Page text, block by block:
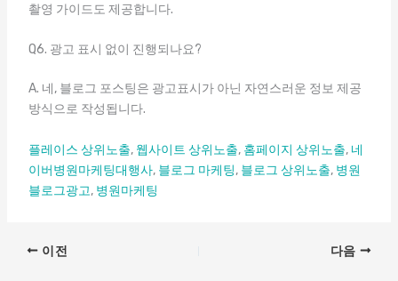
촬영 가이드도 제공합니다.
Q6. 광고 표시 없이 진행되나요?
A. 네, 블로그 포스팅은 광고표시가 아닌 자연스러운 정보 제공
방식으로 작성됩니다.
플레이스 상위노출, 웹사이트 상위노출, 홈페이지 상위노출, 네
이버병원마케팅대행사, 블로그 마케팅, 블로그 상위노출, 병원
블로그광고, 병원마케팅
이전 다음